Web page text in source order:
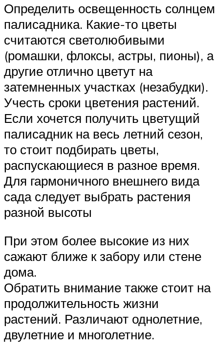
Определить освещенность солнцем
палисадника. Какие-то цветы
считаются светолюбивыми
(ромашки, флоксы, астры, пионы), а
другие отлично цветут на
затемненных участках (незабудки).
Учесть сроки цветения растений.
Если хочется получить цветущий
палисадник на весь летний сезон,
то стоит подбирать цветы,
распускающиеся в разное время.
Для гармоничного внешнего вида
сада следует выбрать растения
разной высоты
При этом более высокие из них
сажают ближе к забору или стене
дома.
Обратить внимание также стоит на
продолжительность жизни
растений. Различают однолетние,
двулетние и многолетние.